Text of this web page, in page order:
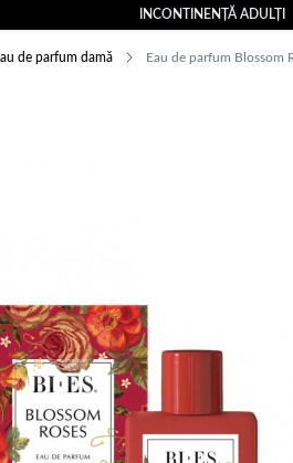
INCONTINENȚĂ ADULȚI
de parfum damă Eau de parfum Blossom